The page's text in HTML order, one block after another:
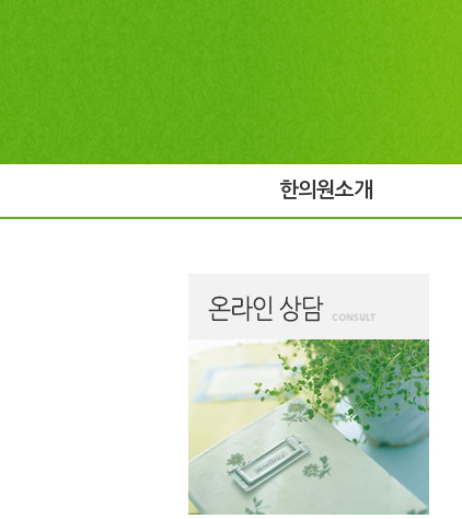
한의원소개